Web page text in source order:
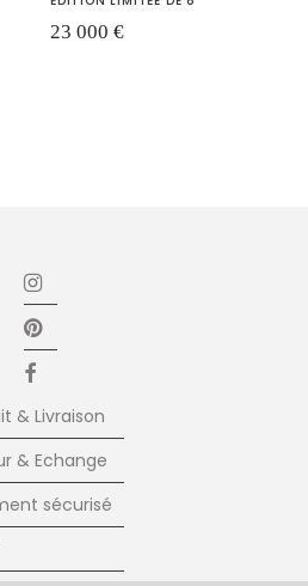
23 000 €
& Livraison
& Echange
sécurisé